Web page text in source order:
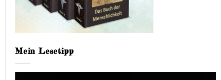
Mein Lesetipp